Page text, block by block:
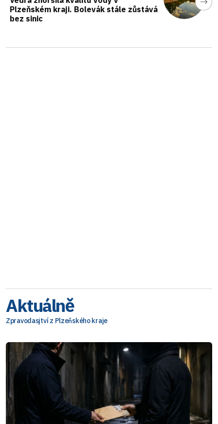
Plzeňském kraji. Bolevák stále zůstává
bez sinic
Aktuálně
Zpravodasjtví z Plzeňského kraje